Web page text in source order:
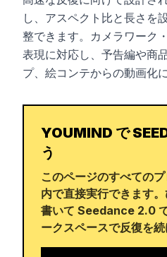
し、アスペクト比と長さを
整できます。カメラワーク
表現に対応し、予告編や商
プ、絵コンテからの動画化
YOUMIND で
う
このページのすべての
内で直接実行できます
書いて Seedance 2.0
ークスペースで反復を続